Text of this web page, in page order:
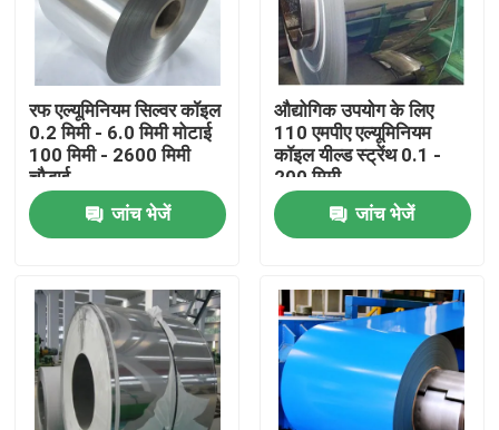
होम
उत्पाद
रफ एल्यूमिनियम सिल्वर कॉइल
0.2 मिमी - 6.0 मिमी मोटाई
100 मिमी - 2600 मिमी
चौड़ाई
जांच भेजें
औद्योगिक उपयोग के लिए
110 एमपीए एल्यूमिनियम
कॉइल यील्ड स्ट्रेंथ 0.1 -
200 मिमी
जांच भेजें